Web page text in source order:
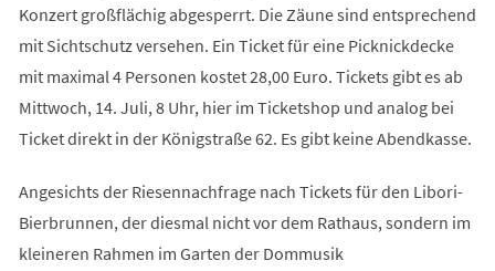
Konzert großflächig abgesperrt. Die Zäune sind entsprechend
mit Sichtschutz versehen. Ein Ticket für eine Picknickdecke
mit maximal 4 Personen kostet 28,00 Euro. Tickets gibt es ab
Mittwoch, 14. Juli, 8 Uhr, hier im Ticketshop und analog bei
Ticket direkt in der Königstraße 62. Es gibt keine Abendkasse.
Angesichts der Riesennachfrage nach Tickets für den Libori-
Bierbrunnen, der diesmal nicht vor dem Rathaus, sondern im
kleineren Rahmen im Garten der Dommusik